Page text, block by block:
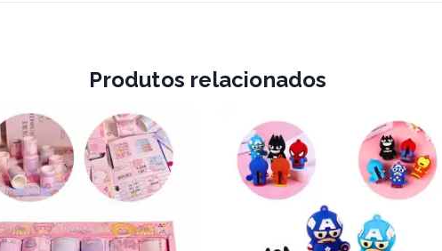
Produtos relacionados